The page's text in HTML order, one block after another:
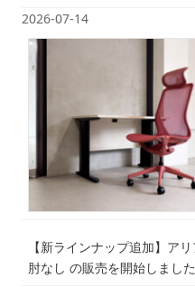
2026-07-14
【新ラインナップ追加】ア
肘なし の販売を開始しました